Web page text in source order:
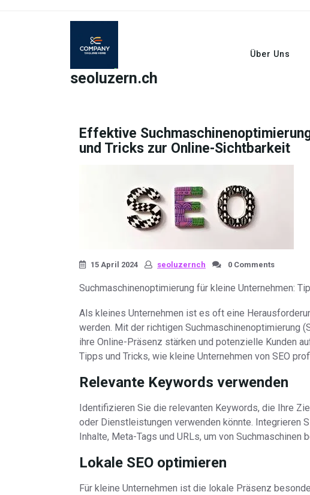
seoluzern.ch
Über Uns
Effektive
und Tricks zur Online-Sichtbarkeit
15 April 2024 seoluzernch 0 Comments
Suchmaschinenoptimierung für kleine Unternehmen:
Als kleines Unternehmen ist es oft eine
werden. Mit der richtigen Suchmaschinenoptimierung
ihre Online-Präsenz stärken und potenzielle Kunden
Tipps und Tricks, wie kleine Unternehmen von SEO
Relevante Keywords verwenden
Identifizieren Sie die relevanten Keywords, die Ihre
oder Dienstleistungen verwenden könnte. Integrieren
Inhalte, Meta-Tags und URLs, um von Suchmaschinen
Lokale SEO optimieren
Für kleine Unternehmen ist die lokale Präsenz